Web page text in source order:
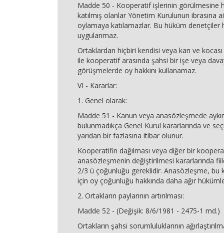
Madde 50 - Kooperatif işlerinin görülmesine
katılmış olanlar Yönetim Kurulunun ibrasına
oylamaya katılamazlar. Bu hüküm denetçiler
uygulanmaz.
Ortaklardan hiçbiri kendisi veya karı ve
ile kooperatif arasında şahsi bir işe veya
görüşmelerde oy hakkını kullanamaz.
VI - Kararlar:
1. Genel olarak:
Madde 51 - Kanun veya anasözleşmede
bulunmadıkça Genel Kurul kararlarında ve
yarıdan bir fazlasına itibar olunur.
Kooperatifin dağılması veya diğer bir
anasözleşmenin değiştirilmesi kararlarında
2/3 ü çoğunluğu gereklidir. Anasözleşme, bu
için oy çoğunluğu hakkında daha ağır
2. Ortakların paylarının artırılması:
Madde 52 - (Değişik: 8/6/1981 - 2475-1 md.)
Ortakların şahsi sorumluluklarının